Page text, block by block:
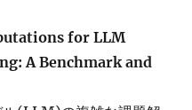
for LLM
A Benchmark and